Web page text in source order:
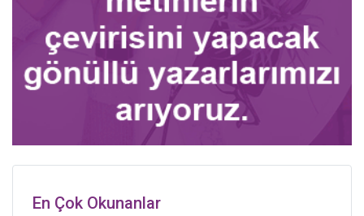
En Çok Okunanlar